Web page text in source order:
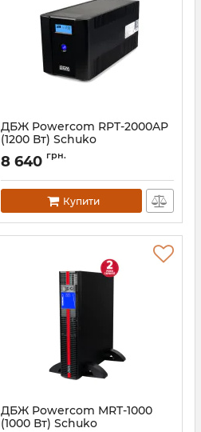
ДБЖ Powercom RPT-2000AP
(1200 Вт) Schuko
Артикул: 00210226
8 640 грн.
Купити
ДБЖ Powercom MRT-1000
(1000 Вт) Schuko